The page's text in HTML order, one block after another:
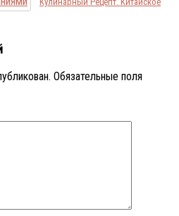
Обязательные поля